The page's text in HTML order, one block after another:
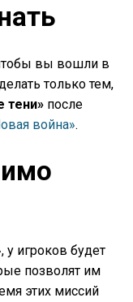
вы вошли в
только тем,
тени» после
война».
у игроков будет
позволят им
этих миссий